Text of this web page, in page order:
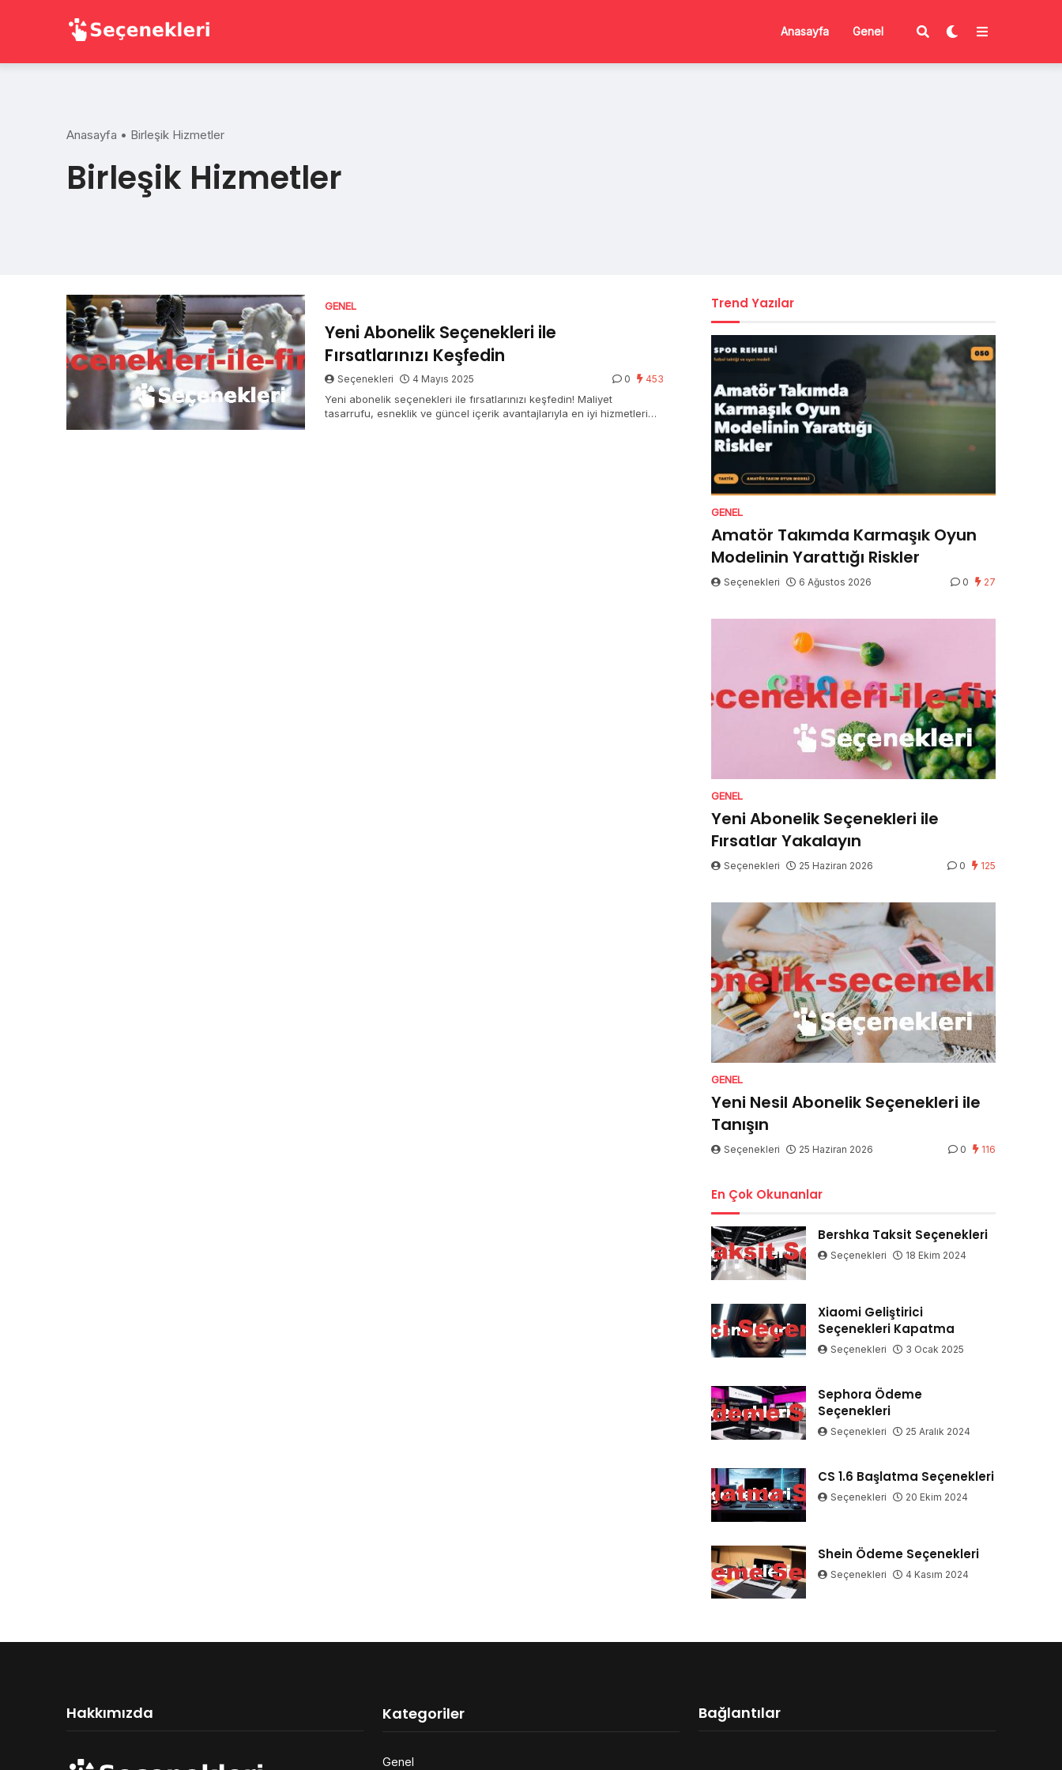
Anasayfa Genel
Anasayfa • Birleşik Hizmetler
Birleşik Hizmetler
GENEL
Yeni Abonelik Seçenekleri ile
Fırsatlarınızı Keşfedin
Seçenekleri 4 Mayıs 2025 0 453
Yeni abonelik seçenekleri ile fırsatlarınızı keşfedin! Maliyet
tasarrufu, esneklik ve güncel içerik avantajlarıyla en iyi hizmetleri
Trend Yazılar
GENEL
Amatör Takımda Karmaşık Oyun
Modelinin Yarattığı Riskler
Seçenekleri 6 Ağustos 2026 0 27
GENEL
Yeni Abonelik Seçenekleri ile
Fırsatlar Yakalayın
Seçenekleri 25 Haziran 2026 0 125
GENEL
Yeni Nesil Abonelik Seçenekleri ile
Tanışın
Seçenekleri 25 Haziran 2026 0 116
En Çok Okunanlar
Bershka Taksit Seçenekleri
Seçenekleri 18 Ekim 2024
Xiaomi Geliştirici
Seçenekleri Kapatma
Seçenekleri 3 Ocak 2025
Sephora Ödeme
Seçenekleri
Seçenekleri 25 Aralık 2024
CS 1.6 Başlatma Seçenekleri
Seçenekleri 20 Ekim 2024
Shein Ödeme Seçenekleri
Seçenekleri 4 Kasım 2024
Hakkımızda Kategoriler
Genel
Bağlantılar